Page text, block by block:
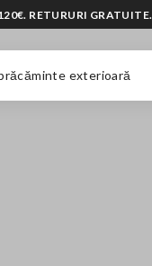
exterioară
RETURURI GRATUITE.